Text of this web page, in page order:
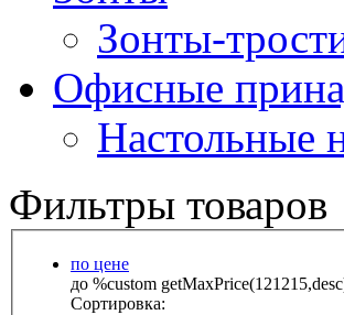
Зонты-
Офисные
Настольные
Фильтры товаров
по цене
до %custom
Сортировка: